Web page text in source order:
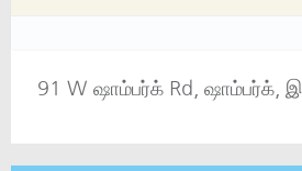
91 W ஷாம்பர்க் Rd, ஷாம்பர்க்,